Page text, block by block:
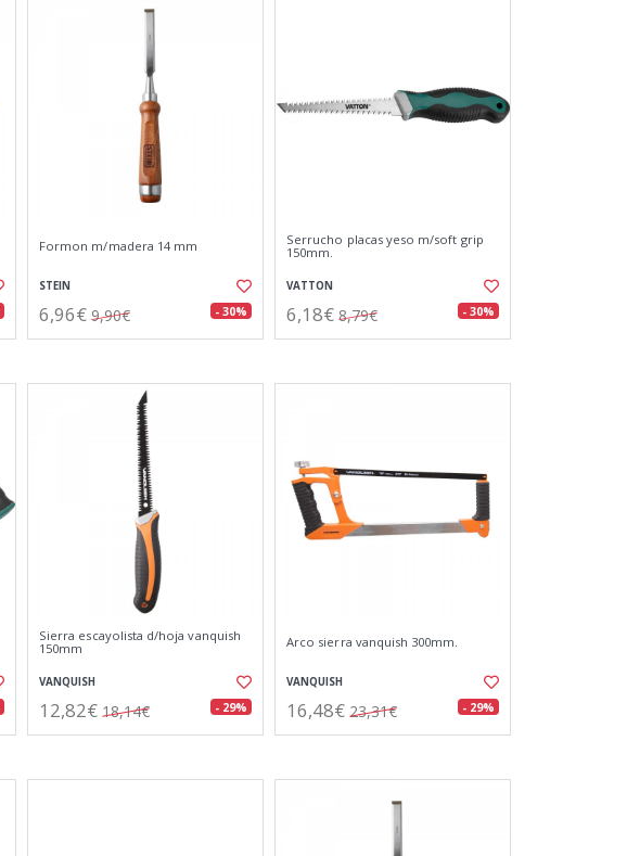
Formon m/madera 14 mm
STEIN
6,96€ 9,90€ - 30%
Serrucho placas yeso m/soft grip
150mm.
VATTON
6,18€ 8,79€ - 30%
Sierra escayolista d/hoja vanquish
150mm
VANQUISH
12,82€ 18,14€ - 29%
Arco sierra vanquish 300mm.
VANQUISH
16,48€ 23,31€ - 29%